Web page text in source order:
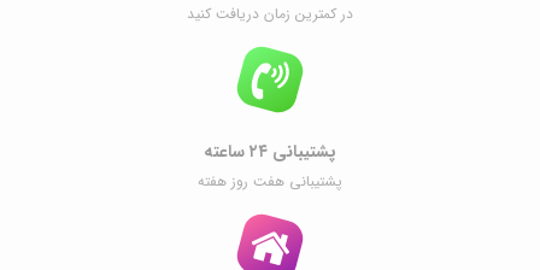
در کمترین زمان دریافت کنید
پشتیبانی ۲۴ ساعته
پشتیبانی هفت روز هفته